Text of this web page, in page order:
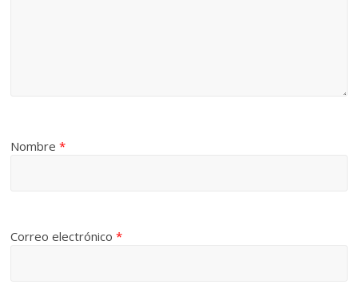
Nombre*
Correo electrónico*